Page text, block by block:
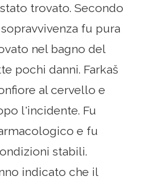
trovato. Secondo
fu pura
nel bagno del
pochi danni. Farkaš
al cervello e
l'incidente. Fu
e fu
stabili.
indicato che il